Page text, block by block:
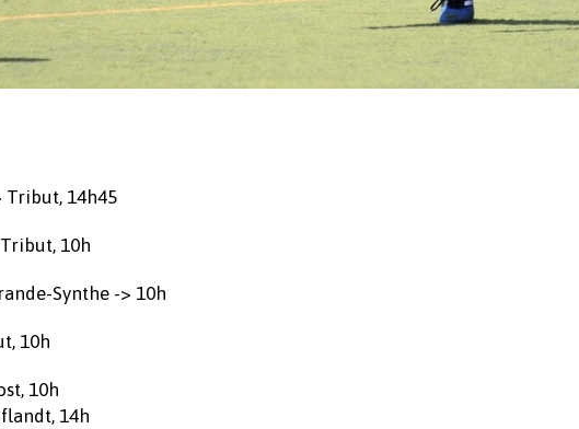
Tribut, 14h45
10h
Synthe -> 10h
10h
10h
14h